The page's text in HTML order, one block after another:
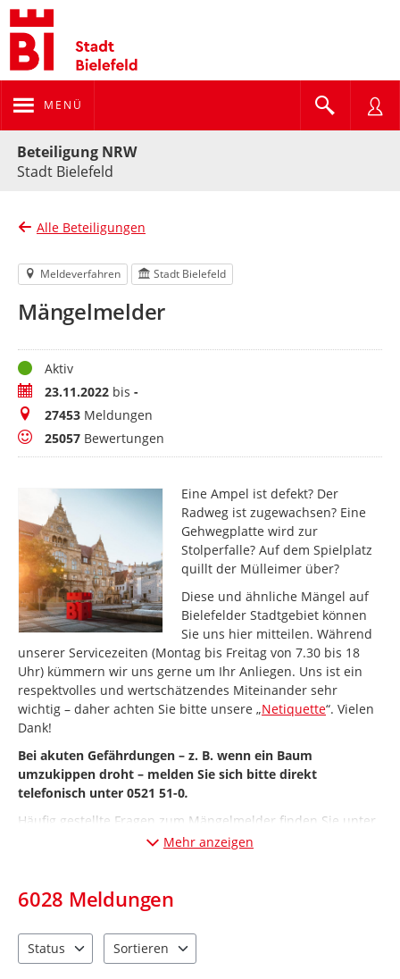
MENÜ
Beteiligung NRW
Stadt Bielefeld
Alle Beteiligungen
Meldeverfahren Stadt Bielefeld
Mängelmelder
StatusAktiv
Zeitraum23.11.2022 bis -
Meldungen
27453 Meldungen
Bewertungen
25057 Bewertungen
Eine Ampel ist defekt? Der
Radweg ist zugewachsen? Eine
Gehwegplatte wird zur
Stolperfalle? Auf dem Spielplatz
quillt der Mülleimer über?
Diese und ähnliche Mängel auf
Bielefelder Stadtgebiet können
Sie uns hier mitteilen. Während
unserer Servicezeiten (Montag bis Freitag von 7.30 bis 18
Uhr) kümmern wir uns gerne um Ihr Anliegen. Uns ist ein
respektvolles und wertschätzendes Miteinander sehr
wichtig – daher achten Sie bitte unsere „Netiquette“. Vielen
Dank!
Bei akuten Gefährdungen – z. B. wenn ein Baum
umzukippen droht – melden Sie sich bitte direkt
telefonisch unter 0521 51-0.
Häufig gestellte Fragen zum Mängelmelder finden Sie unter
„Informationen“ (Desktop-Ansicht: links; Mobil-Ansicht:
Mehr anzeigen
6028 Meldungen
Status
Sortieren